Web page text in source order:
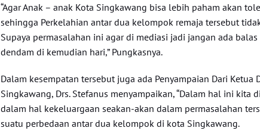
“Agar Anak – anak Kota Singkawang bisa lebih paham akan
sehingga Perkelahian antar dua kelompok remaja tersebut
Supaya permasalahan ini agar di mediasi jadi jangan ada
dendam di kemudian hari,” Pungkasnya.
Dalam kesempatan tersebut juga ada Penyampaian Dari Ketua
Singkawang, Drs. Stefanus menyampaikan, “Dalam hal ini kita
dalam hal kekeluargaan seakan-akan dalam permasalahan
suatu perbedaan antar dua kelompok di kota Singkawang.